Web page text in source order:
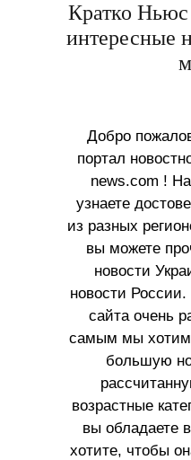
Кратко
интересные
Добро
портал
news.com !
узнаете
из разных
вы можете
новости
новости России.
сайта очень
самым мы хотим
большую
возрастные
вы обладаете
хотите, чтобы